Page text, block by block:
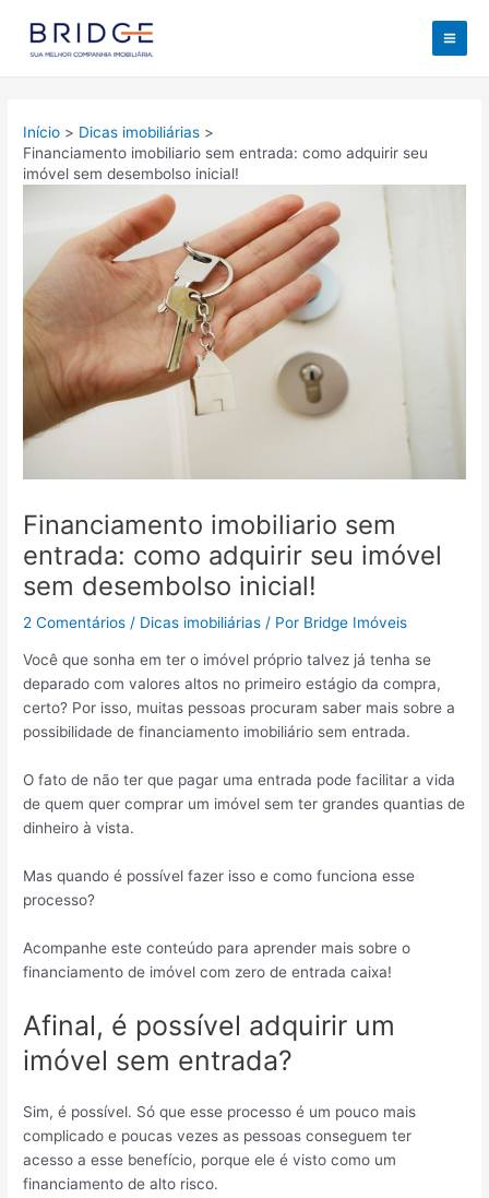
Início
Dicas imobiliárias
Financiamento imobiliario sem entrada: como adquirir seu
imóvel sem desembolso inicial!
Financiamento imobiliario sem
entrada: como adquirir seu imóvel
sem desembolso inicial!
2 Comentários / Dicas imobiliárias / Por Bridge Imóveis
Você que sonha em ter o imóvel próprio talvez já tenha se
deparado com valores altos no primeiro estágio da compra,
certo? Por isso, muitas pessoas procuram saber mais sobre a
possibilidade de financiamento imobiliário sem entrada.
O fato de não ter que pagar uma entrada pode facilitar a vida
de quem quer comprar um imóvel sem ter grandes quantias de
dinheiro à vista.
Mas quando é possível fazer isso e como funciona esse
processo?
Acompanhe este conteúdo para aprender mais sobre o
financiamento de imóvel com zero de entrada caixa!
Afinal, é possível adquirir um
imóvel sem entrada?
Sim, é possível. Só que esse processo é um pouco mais
complicado e poucas vezes as pessoas conseguem ter
acesso a esse benefício, porque ele é visto como um
financiamento de alto risco.